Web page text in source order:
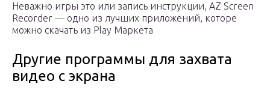
Неважно игры это или запись инструкции, AZ Screen
Recorder — одно из лучших приложений, которе
можно скачать из Play Маркета
Другие программы для захвата
видео с экрана